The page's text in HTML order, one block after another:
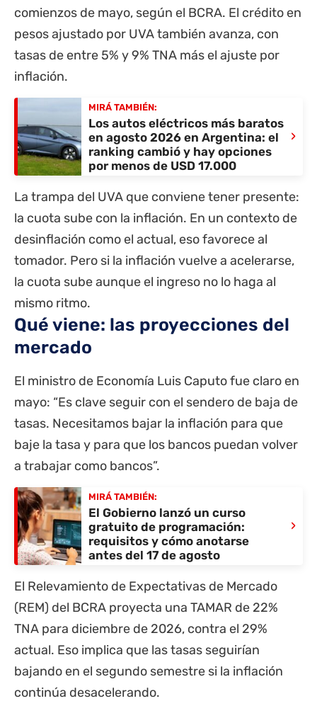
comienzos de mayo, según el BCRA. El crédito en
pesos ajustado por UVA también avanza, con
tasas de entre 5% y 9% TNA más el ajuste por
inflación.
MIRÁ TAMBIÉN:
Los autos eléctricos más baratos
en agosto 2026 en Argentina: el
ranking cambió y hay opciones
por menos de USD 17.000
›
La trampa del UVA que conviene tener presente:
la cuota sube con la inflación. En un contexto de
desinflación como el actual, eso favorece al
tomador. Pero si la inflación vuelve a acelerarse,
la cuota sube aunque el ingreso no lo haga al
mismo ritmo.
Qué viene: las proyecciones del
mercado
El ministro de Economía Luis Caputo fue claro en
mayo: “Es clave seguir con el sendero de baja de
tasas. Necesitamos bajar la inflación para que
baje la tasa y para que los bancos puedan volver
a trabajar como bancos”.
MIRÁ TAMBIÉN:
El Gobierno lanzó un curso
gratuito de programación:
requisitos y cómo anotarse
antes del 17 de agosto
›
El Relevamiento de Expectativas de Mercado
(REM) del BCRA proyecta una TAMAR de 22%
TNA para diciembre de 2026, contra el 29%
actual. Eso implica que las tasas seguirían
bajando en el segundo semestre si la inflación
continúa desacelerando.